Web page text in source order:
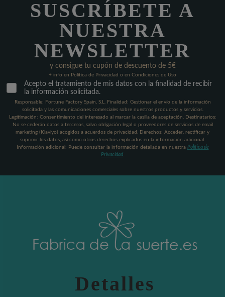
SUSCRÍBETE A
NUESTRA
NEWSLETTER
y consigue tu cupón de descuento de 5€
+ info en Política de Privacidad o en Condiciones de Uso
Acepto el tratamiento de mis datos con la finalidad de recibir
la información solicitada.
Responsable: Fortune Factory Spain, S.L. Finalidad: Gestionar el envío de la información
solicitada y las comunicaciones comerciales sobre nuestros productos y servicios.
Legitimación: Consentimiento del interesado al marcar la casilla de aceptación. Destinatarios:
No se cederán datos a terceros, salvo obligación legal o proveedores de servicios de email
marketing (Klaviyo) acogidos a acuerdos de privacidad. Derechos: Acceder, rectificar y
suprimir los datos, así como otros derechos explicados en la información adicional.
Información adicional: Puede consultar la información detallada en nuestra Política de
Privacidad
Detalles